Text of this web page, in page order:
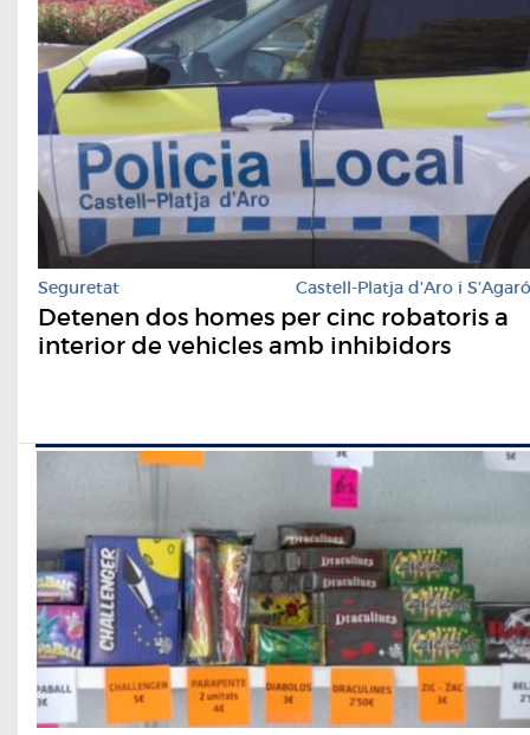
Seguretat Castell-Platja d'Aro i S'Agaró
Detenen dos homes per cinc robatoris a
interior de vehicles amb inhibidors